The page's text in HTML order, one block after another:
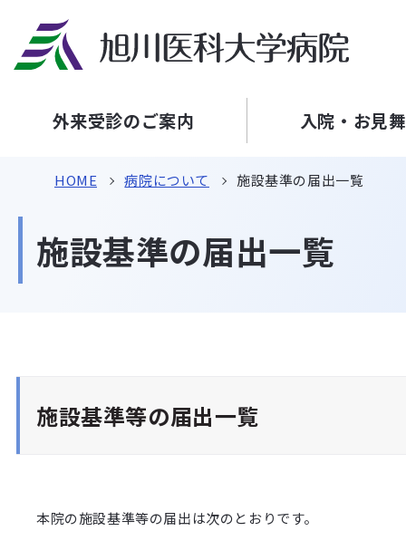
外来受診のご案内 入院・お見
HOME 病院について 施設基準の届出一覧
施設基準の届出一覧
施設基準等の届出一覧
本院の施設基準等の届出は次のとおりです。